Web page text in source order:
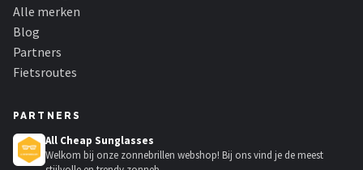
Alle merken
Blog
Partners
Fietsroutes
PARTNERS
All Cheap Sunglasses
Welkom bij onze zonnebrillen webshop! Bij ons vind je de meest